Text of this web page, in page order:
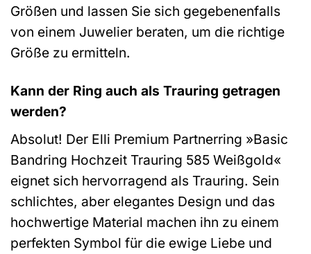
Größen und lassen Sie sich gegebenenfalls
von einem Juwelier beraten, um die richtige
Größe zu ermitteln.
Kann der Ring auch als Trauring getragen
werden?
Absolut! Der Elli Premium Partnerring »Basic
Bandring Hochzeit Trauring 585 Weißgold«
eignet sich hervorragend als Trauring. Sein
schlichtes, aber elegantes Design und das
hochwertige Material machen ihn zu einem
perfekten Symbol für die ewige Liebe und